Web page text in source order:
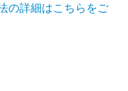
の詳細はこちらをご